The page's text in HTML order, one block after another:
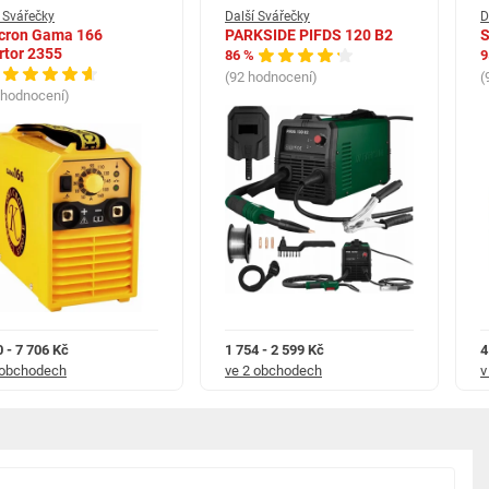
LCD:
- výhodný SET
Svářečky
Gama 166
2355
- 7 706 Kč
Další Svářečky
PARKSIDE PIFDS 120 B2
86 %
(92 hodnocení)
1 754 - 2 599 Kč
ve 2 obchodech